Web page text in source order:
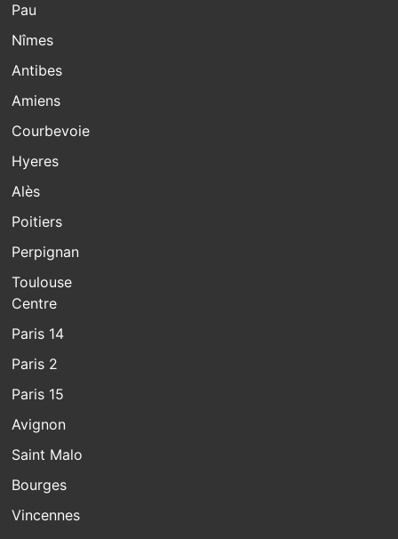
Pau
Nîmes
Antibes
Amiens
Courbevoie
Hyeres
Alès
Poitiers
Perpignan
Toulouse
Centre
Paris 14
Paris 2
Paris 15
Avignon
Saint Malo
Bourges
Vincennes